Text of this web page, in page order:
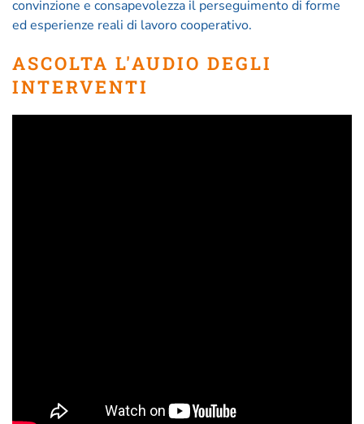
convinzione e consapevolezza il perseguimento di forme
ed esperienze reali di lavoro cooperativo.
ASCOLTA L'AUDIO DEGLI
INTERVENTI